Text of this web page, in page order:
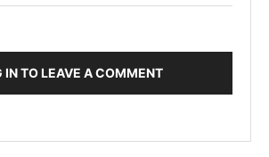
IN TO LEAVE A COMMENT